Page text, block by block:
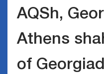
АQSh,
Athens
of